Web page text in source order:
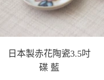
日本製赤花陶瓷3.5吋
碟 藍